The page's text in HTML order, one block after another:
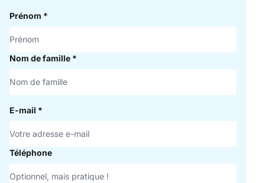
Prénom *
Nom de famille *
E-mail *
Téléphone